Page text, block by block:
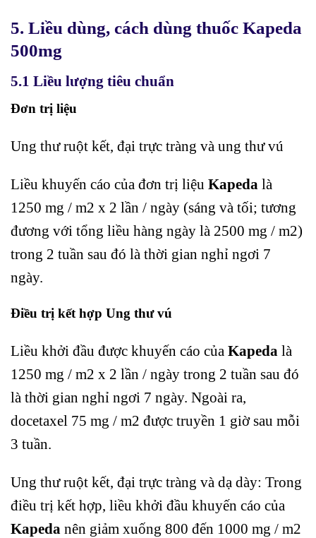
5. Liều dùng, cách dùng thuốc Kapeda
500mg
5.1 Liều lượng tiêu chuẩn
Đơn trị liệu
Ung thư ruột kết, đại trực tràng và ung thư vú
Liều khuyến cáo của đơn trị liệu Kapeda là
1250 mg / m2 x 2 lần / ngày (sáng và tối; tương
đương với tổng liều hàng ngày là 2500 mg / m2)
trong 2 tuần sau đó là thời gian nghỉ ngơi 7
ngày.
Điều trị kết hợp Ung thư vú
Liều khởi đầu được khuyến cáo của Kapeda là
1250 mg / m2 x 2 lần / ngày trong 2 tuần sau đó
là thời gian nghỉ ngơi 7 ngày. Ngoài ra,
docetaxel 75 mg / m2 được truyền 1 giờ sau mỗi
3 tuần.
Ung thư ruột kết, đại trực tràng và dạ dày: Trong
điều trị kết hợp, liều khởi đầu khuyến cáo của
Kapeda nên giảm xuống 800 đến 1000 mg / m2